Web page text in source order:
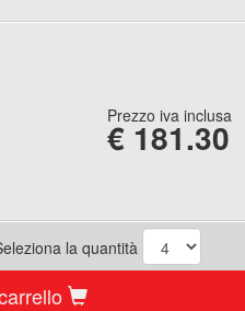
Prezzo iva inclusa
€ 181.30
la quantità